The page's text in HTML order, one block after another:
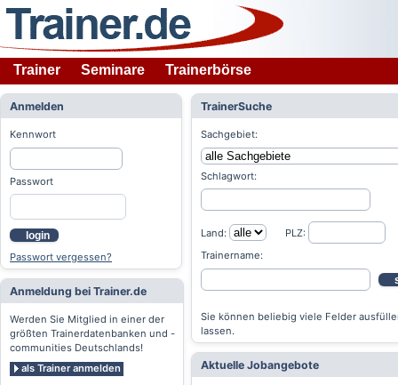
Trainer Seminare Trainerbörse
Anmelden
Kennwort
Passwort
login
Passwort vergessen?
Anmeldung bei Trainer.de
Werden Sie Mitglied in einer der
größten Trainerdatenbanken und -
communities Deutschlands!
als Trainer anmelden
TrainerSuche
Sachgebiet:
Schlagwort:
Land:
PLZ:
Trainername:
Sie können beliebig viele Felder
lassen.
Aktuelle Jobangebote